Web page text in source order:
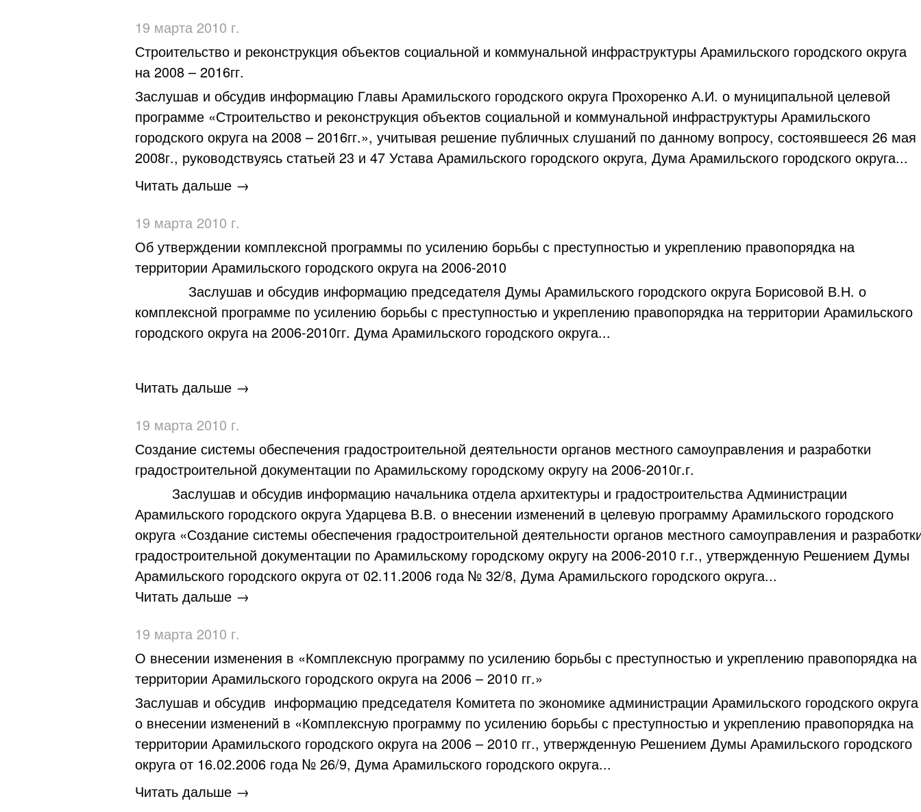
19 марта 2010 г.
Строительство и реконструкция объектов социальной и коммунальной инфраструктуры Арамильского городского округа
на 2008 – 2016гг.
Заслушав и обсудив информацию Главы Арамильского городского округа Прохоренко А.И. о муниципальной целевой
программе «Строительство и реконструкция объектов социальной и коммунальной инфраструктуры Арамильского
городского округа на 2008 – 2016гг.», учитывая решение публичных слушаний по данному вопросу, состоявшееся 26 мая
2008г., руководствуясь статьей 23 и 47 Устава Арамильского городского округа, Дума Арамильского городского округа...
Читать дальше →
19 марта 2010 г.
Об утверждении комплексной программы по усилению борьбы с преступностью и укреплению правопорядка на
территории Арамильского городского округа на 2006-2010
Заслушав и обсудив информацию председателя Думы Арамильского городского округа Борисовой В.Н. о
комплексной программе по усилению борьбы с преступностью и укреплению правопорядка на территории Арамильского
городского округа на 2006-2010гг. Дума Арамильского городского округа...
Читать дальше →
19 марта 2010 г.
Создание системы обеспечения градостроительной деятельности органов местного самоуправления и разработки
градостроительной документации по Арамильскому городскому округу на 2006-2010г.г.
Заслушав и обсудив информацию начальника отдела архитектуры и градостроительства Администрации
Арамильского городского округа Ударцева В.В. о внесении изменений в целевую программу Арамильского городского
округа «Создание системы обеспечения градостроительной деятельности органов местного самоуправления и
градостроительной документации по Арамильскому городскому округу на 2006-2010 г.г., утвержденную Решением Думы
Арамильского городского округа от 02.11.2006 года № 32/8, Дума Арамильского городского округа ...
Читать дальше →
19 марта 2010 г.
О внесении изменения в «Комплексную программу по усилению борьбы с преступностью и укреплению правопорядка на
территории Арамильского городского округа на 2006 – 2010 гг.»
Заслушав и обсудив информацию председателя Комитета по экономике администрации Арамильского городского округа
о внесении изменений в «Комплексную программу по усилению борьбы с преступностью и укреплению правопорядка на
территории Арамильского городского округа на 2006 – 2010 гг., утвержденную Решением Думы Арамильского городского
округа от 16.02.2006 года № 26/9, Дума Арамильского городского округа...
Читать дальше →